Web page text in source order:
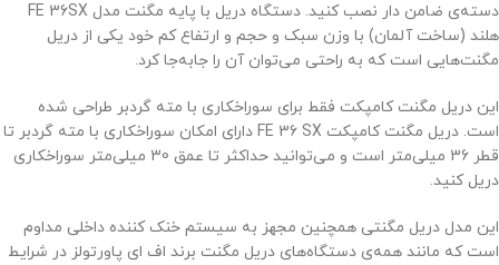
دسته‌ی ضامن دار نصب کنید. دستگاه دریل با پایه مگنت مدل FE 36SX
هلند (ساخت آلمان) با وزن سبک و حجم و ارتفاع کم خود یکی از دریل
مگنت‌هایی است که به راحتی می‌توان آن را جابه‌جا کرد.
این دریل مگنت کامپکت فقط برای سوراخکاری با مته گردبر طراحی شده
است. دریل مگنت کامپکت FE 36 SX دارای امکان سوراخکاری با مته گردبر تا
قطر 36 میلی‌متر است و می‌توانید حداکثر تا عمق 30 میلی‌متر سوراخکاری
دریل کنید.
این مدل دریل مگنتی همچنین مجهز به سیستم خنک کننده داخلی مداوم
است که مانند همه‌ی دستگاه‌های دریل مگنت برند اف ای پاورتولز در شرایط